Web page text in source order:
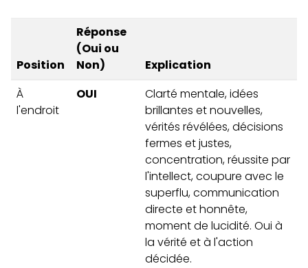
Position
Réponse
(Oui ou
Non)
Explication
À
l'endroit
OUI
Clarté mentale, idées
brillantes et nouvelles,
vérités révélées, décisions
fermes et justes,
concentration, réussite par
l'intellect, coupure avec le
superflu, communication
directe et honnête,
moment de lucidité. Oui à
la vérité et à l'action
décidée.